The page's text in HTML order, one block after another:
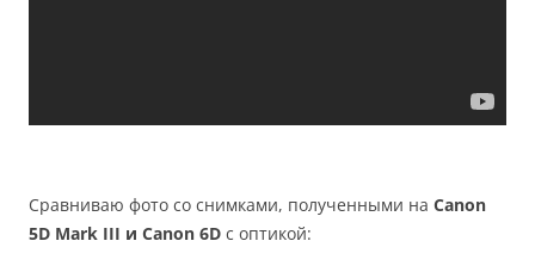
Сравниваю фото со снимками, полученными на Canon
5D Mark III и Canon 6D с оптикой: